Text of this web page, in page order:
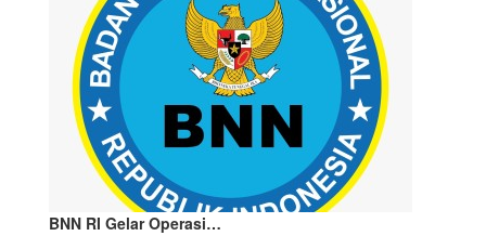
BNN RI Gelar Operasi…